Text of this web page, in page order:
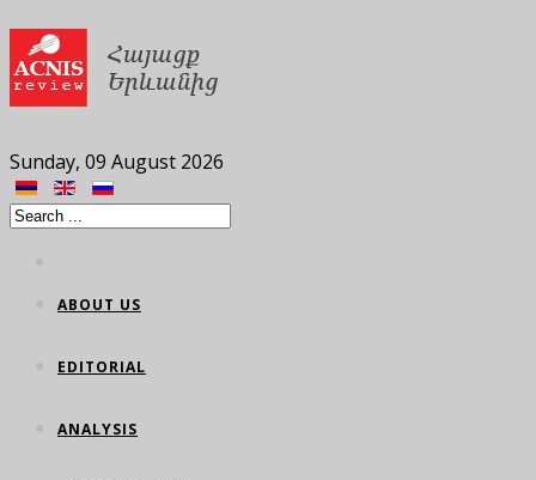
Sunday, 09 August 2026
ABOUT US
EDITORIAL
ANALYSIS